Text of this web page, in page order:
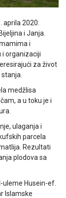
2020.
i Janja.
i
i organizaciji
za život
medžlisa
a u toku je i
ulaganja i
parcela
Rezultati
plodova sa
Husein-ef.
Islamske